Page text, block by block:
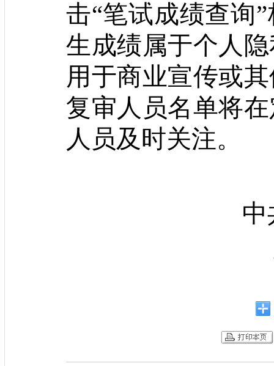
击“笔试成绩查询
生成绩属于个人
用于商业宣传或
复审人员名单将
人员及时关注。
中共